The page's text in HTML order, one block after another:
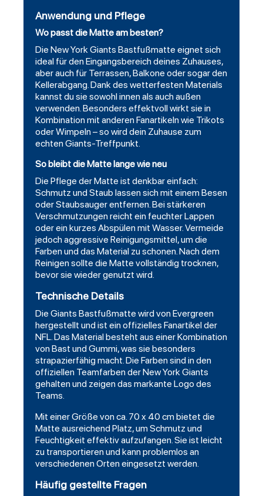
Anwendung und Pflege
Wo passt die Matte am besten?
Die New York Giants Bastfußmatte eignet sich
ideal für den Eingangsbereich deines Zuhauses,
aber auch für Terrassen, Balkone oder sogar den
Kellerabgang. Dank des wetterfesten Materials
kannst du sie sowohl innen als auch außen
verwenden. Besonders effektvoll wirkt sie in
Kombination mit anderen Fanartikeln wie Trikots
oder Wimpeln – so wird dein Zuhause zum
echten Giants-Treffpunkt.
So bleibt die Matte lange wie neu
Die Pflege der Matte ist denkbar einfach:
Schmutz und Staub lassen sich mit einem Besen
oder Staubsauger entfernen. Bei stärkeren
Verschmutzungen reicht ein feuchter Lappen
oder ein kurzes Abspülen mit Wasser. Vermeide
jedoch aggressive Reinigungsmittel, um die
Farben und das Material zu schonen. Nach dem
Reinigen sollte die Matte vollständig trocknen,
bevor sie wieder genutzt wird.
Technische Details
Die Giants Bastfußmatte wird von Evergreen
hergestellt und ist ein offizielles Fanartikel der
NFL. Das Material besteht aus einer Kombination
von Bast und Gummi, was sie besonders
strapazierfähig macht. Die Farben sind in den
offiziellen Teamfarben der New York Giants
gehalten und zeigen das markante Logo des
Teams.
Mit einer Größe von ca. 70 x 40 cm bietet die
Matte ausreichend Platz, um Schmutz und
Feuchtigkeit effektiv aufzufangen. Sie ist leicht
zu transportieren und kann problemlos an
verschiedenen Orten eingesetzt werden.
Häufig gestellte Fragen